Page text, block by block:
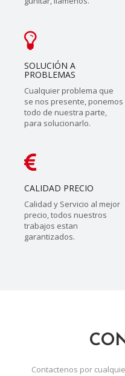
SOLUCIÓN A
PROBLEMAS
Cualquier problema que
se nos presente, ponemos
todo de nuestra parte,
para solucionarlo.
CALIDAD PRECIO
Calidad y Servicio al mejor
precio, todos nuestros
trabajos estan
garantizados.
Contactenos por